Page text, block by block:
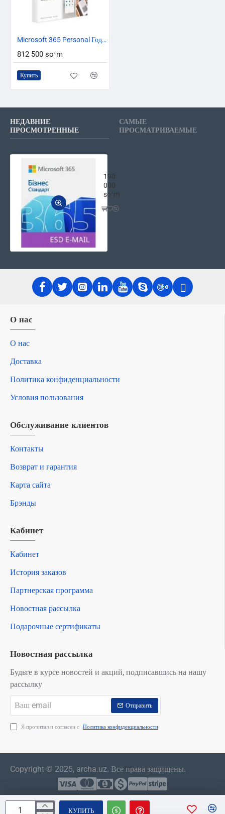
КУПИТЬ
ТОП БРЕНД
ТОЛЬКО ОНЛАЙН Microsoft 365 Personal Годовая подписка (1 пользователь с цифровым ключом ESD QQ2-00004)
812 500 soʻm
Купить
НЕДАВНИЕ
ПРОСМОТРЕННЫЕ
САМЫЕ
ПРОСМАТРИВАЕМЫЕ
190
000
soʻm
О нас
О нас
Доставка
Политика конфиденциальности
Условия пользования
Обслуживание клиентов
Контакты
Возврат и гарантия
Карта сайта
Брэнды
Кабинет
Кабинет
История заказов
Партнерская программа
Новостная рассылка
Подарочные сертификаты
Новостная рассылка
Будьте в курсе новостей и акций, подписавшись на нашу
рассылку
email
Отправить
Я прочитал и согласен с Политика конфиденциальности
Copyright © 2025, archa.uz. Все права защищены.